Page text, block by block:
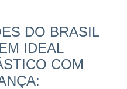
DO BRASIL
IDEAL
COM